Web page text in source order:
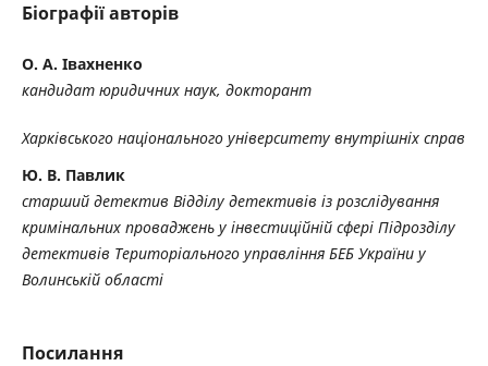
Біографії авторів
О. А. Івахненко
кандидат юридичних наук, докторант
Харківського національного університету внутрішніх справ
Ю. В. Павлик
старший детектив Відділу детективів із розслідування
кримінальних проваджень у інвестиційній сфері Підрозділу
детективів Територіального управління БЕБ України у
Волинській області
Посилання